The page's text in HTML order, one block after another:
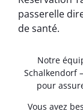
passerelle
de santé.
Notre
Schalkendorf
pour
Vous avez